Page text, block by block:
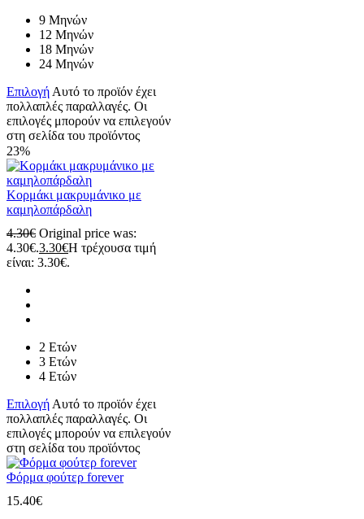
9 Μηνών
12 Μηνών
18 Μηνών
24 Μηνών
Επιλογή Αυτό το προϊόν έχει
πολλαπλές παραλλαγές. Οι
επιλογές μπορούν να επιλεγούν
στη σελίδα του προϊόντος
23%
Κορμάκι μακρυμάνικο με
καμηλοπάρδαλη
4.30€ Original price was:
4.30€.3.30€Η τρέχουσα τιμή
είναι: 3.30€.
2 Ετών
3 Ετών
4 Ετών
Επιλογή Αυτό το προϊόν έχει
πολλαπλές παραλλαγές. Οι
επιλογές μπορούν να επιλεγούν
στη σελίδα του προϊόντος
Φόρμα φούτερ forever
15.40€